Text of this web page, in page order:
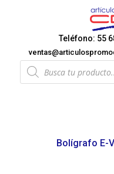
Teléfono: 55
Products
search
Bolígrafo E-